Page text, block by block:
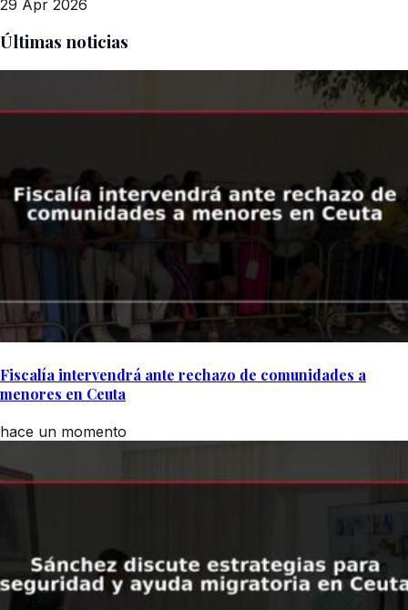
29 Apr 2026
Últimas noticias
Fiscalía intervendrá ante rechazo de comunidades a
menores en Ceuta
hace un momento